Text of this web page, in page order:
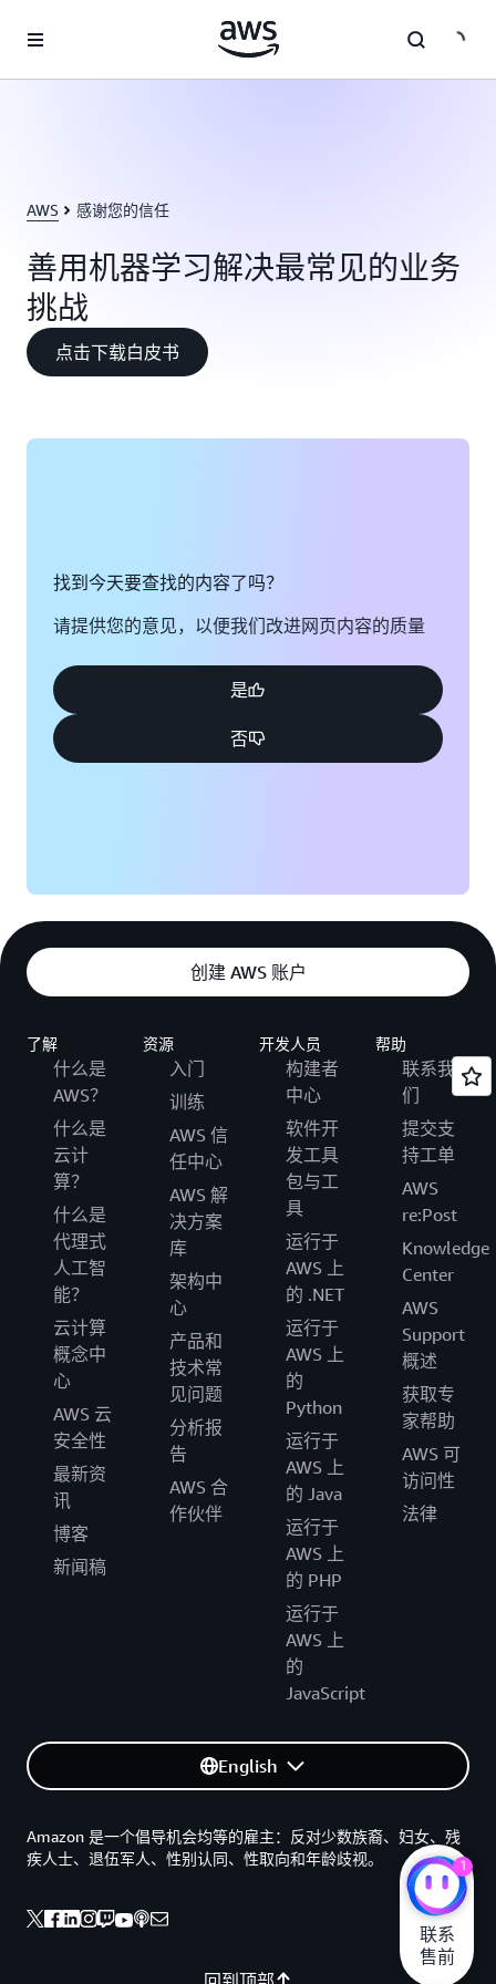
AWS 感谢您的信任
善用机器学习解决最常见的业务
挑战
点击下载白皮书
找到今天要查找的内容了吗？
请提供您的意见，以便我们改进网页内容的质量
是
否
创建 AWS 账户
了解
什么是
AWS？
什么是
云计
算？
什么是
代理式
人工智
能？
云计算
概念中
心
AWS 云
安全性
最新资
讯
博客
新闻稿
资源
入门
训练
AWS 信
任中心
AWS 解
决方案
库
架构中
心
产品和
技术常
见问题
分析报
告
AWS 合
作伙伴
开发人员
构建者
中心
软件开
发工具
包与工
具
运行于
AWS 上
的 .NET
运行于
AWS 上
的
Python
运行于
AWS 上
的 Java
运行于
AWS 上
的 PHP
运行于
AWS 上
的
JavaScript
帮助
联系我
们
提交支
持工单
AWS
re:Post
Knowledge
Center
AWS
Support
概述
获取专
家帮助
AWS 可
访问性
法律
English
Amazon 是一个倡导机会均等的雇主：反对少数族裔、妇女、残
疾人士、退伍军人、性别认同、性取向和年龄歧视。
1
联系
售前